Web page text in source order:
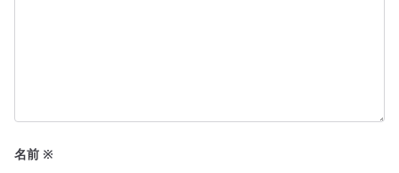
名前※